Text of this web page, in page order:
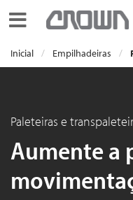
Toggle navigation
Inicial Empilhadeiras
Paleteiras e
Aumente a